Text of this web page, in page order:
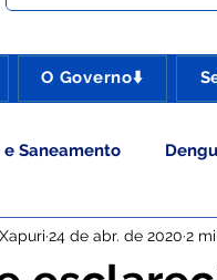
O Governo⬇️
e Saneamento
Esporte e Lazer
24 de abr. de 2020 2